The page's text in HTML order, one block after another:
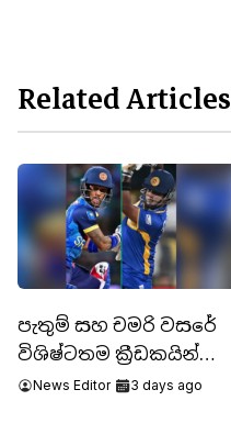
Related Articles
පැතුම් සහ චමරි වසරේ
විශිෂ්ටතම ක්‍රීඩකයින්
වෙයි
News Editor 3 days ago